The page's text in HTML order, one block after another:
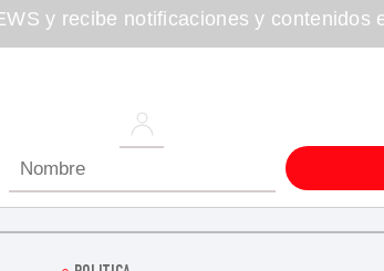
y recibe notificaciones y contenidos